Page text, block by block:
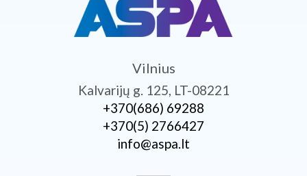
Vilnius
Kalvarijų g. 125, LT-08221
+370­(686) 69288
+370­(5) 2766427
info@aspa.lt